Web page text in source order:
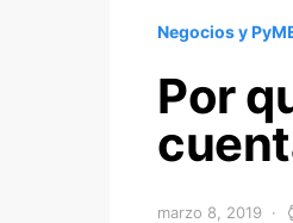
Negocios y
Por
marzo 8, 2019